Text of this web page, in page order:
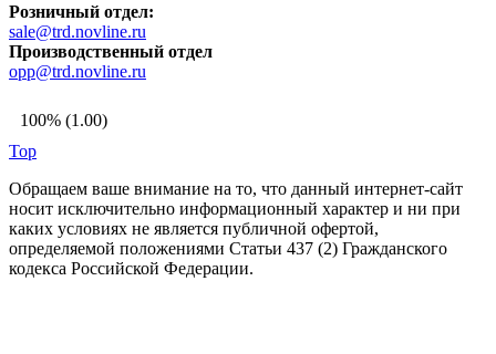
Розничный отдел:
sale@trd.novline.ru
Производственный отдел
opp@trd.novline.ru
100% (1.00)
Top
Обращаем ваше внимание на то, что данный интернет-сайт
носит исключительно информационный характер и ни при
каких условиях не является публичной офертой,
определяемой положениями Статьи 437 (2) Гражданского
кодекса Российской Федерации.